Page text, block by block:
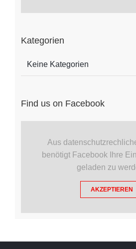
Kategorien
Keine Kategorien
Find us on Facebook
Aus
benötigt Facebook Ihre
geladen zu
AKZEPTIEREN